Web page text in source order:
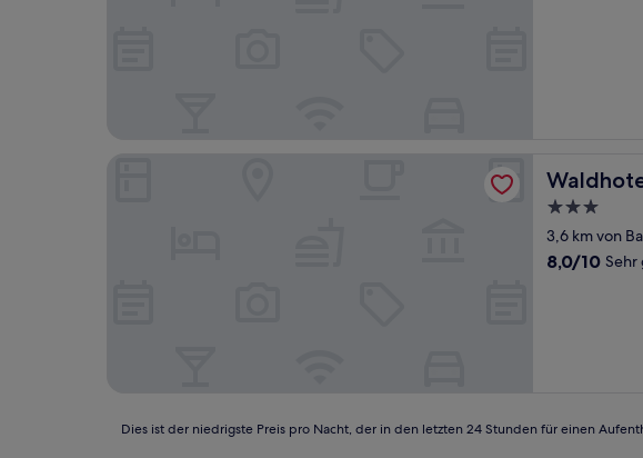
Waldhotel
3.0-
Sterne-
Unterkunft
3,6 km von
8.0
8,0/10 Sehr
Dies
Dies ist der niedrigste Preis pro Nacht, der in den letzten 24 Stunden für einen